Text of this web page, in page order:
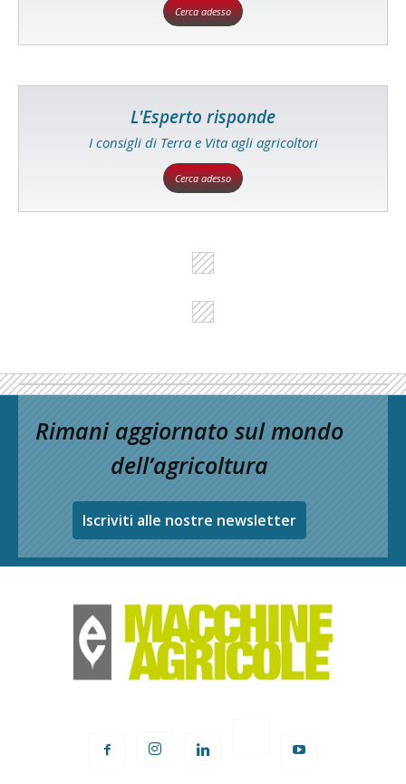
Cerca adesso
L'Esperto risponde
I consigli di Terra e Vita agli agricoltori
Cerca adesso
Rimani aggiornato sul mondo
dell’agricoltura
Iscriviti alle nostre newsletter